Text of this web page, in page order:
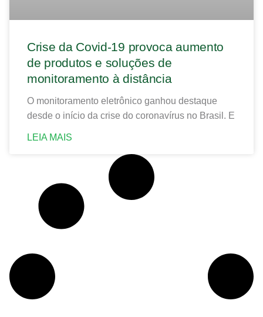
Crise da Covid-19 provoca aumento
de produtos e soluções de
monitoramento à distância
O monitoramento eletrônico ganhou destaque
desde o início da crise do coronavírus no Brasil. E
LEIA MAIS